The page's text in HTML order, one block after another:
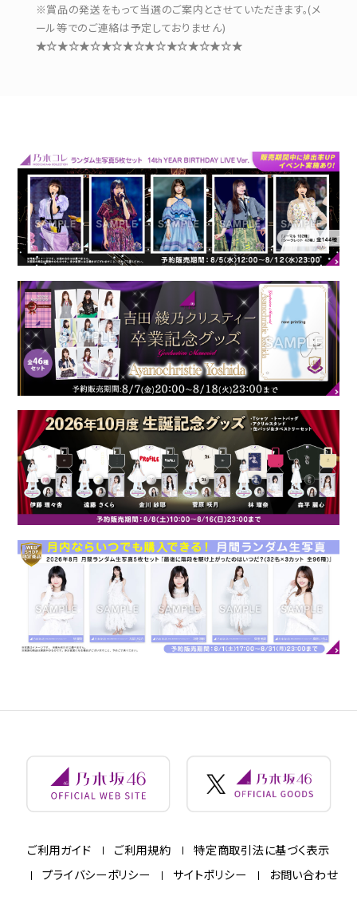
※賞品の発送をもって当選のご案内とさせていただきます。(メ
ール等でのご連絡は予定しておりません)
★☆★☆★☆★☆★☆★☆★☆★☆★☆★
ご利用ガイド ご利用規約
特定商取引法に基づく表示
プライバシーポリシー
サイトポリシー お問い合わせ